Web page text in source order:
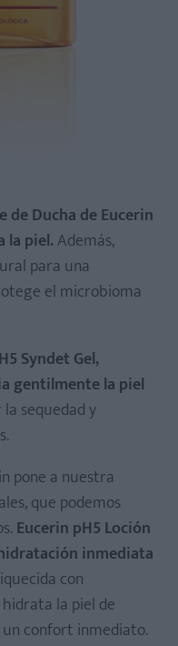
de Ducha de Eucerin
la piel.Además,
para una
el microbioma
Syndet Gel,
gentilmente la piel
sequedad y
pone a nuestra
que podemos
Eucerin pH5 Loción
inmediata
con
la piel de
confort inmediato.